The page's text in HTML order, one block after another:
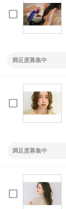
満足度募集中
満足度募集中